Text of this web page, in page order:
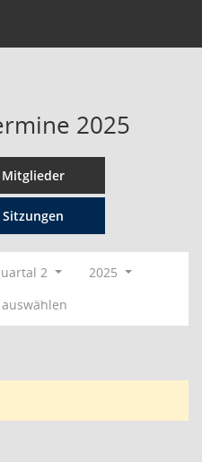
2025
Mitglieder
Sitzungen
2
2025